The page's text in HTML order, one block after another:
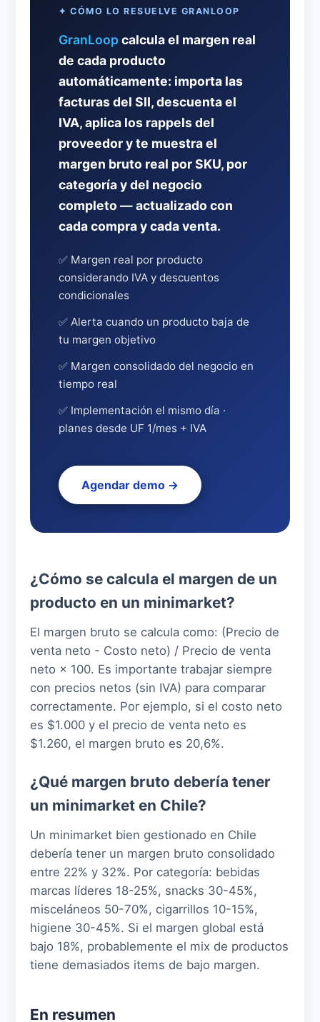
✦ CÓMO LO RESUELVE GRANLOOP
GranLoopcalcula el margen real
de cada producto
automáticamente: importa las
facturas del SII, descuenta el
IVA, aplica los rappels del
proveedor y te muestra el
margen bruto real por SKU, por
categoría y del negocio
completo — actualizado con
cada compra y cada venta.
✅ Margen real por producto
considerando IVA y descuentos
condicionales
✅ Alerta cuando un producto baja de
tu margen objetivo
✅ Margen consolidado del negocio en
tiempo real
✅ Implementación el mismo día ·
planes desde UF 1/mes + IVA
Agendar demo →
¿Cómo se calcula el margen de un
producto en un minimarket?
El margen bruto se calcula como: (Precio de
venta neto - Costo neto) / Precio de venta
neto × 100. Es importante trabajar siempre
con precios netos (sin IVA) para comparar
correctamente. Por ejemplo, si el costo neto
es $1.000 y el precio de venta neto es
$1.260, el margen bruto es 20,6%.
¿Qué margen bruto debería tener
un minimarket en Chile?
Un minimarket bien gestionado en Chile
debería tener un margen bruto consolidado
entre 22% y 32%. Por categoría: bebidas
marcas líderes 18-25%, snacks 30-45%,
misceláneos 50-70%, cigarrillos 10-15%,
higiene 30-45%. Si el margen global está
bajo 18%, probablemente el mix de productos
tiene demasiados items de bajo margen.
En resumen